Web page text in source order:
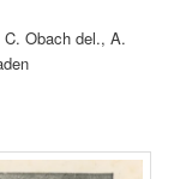
Obach del., A.